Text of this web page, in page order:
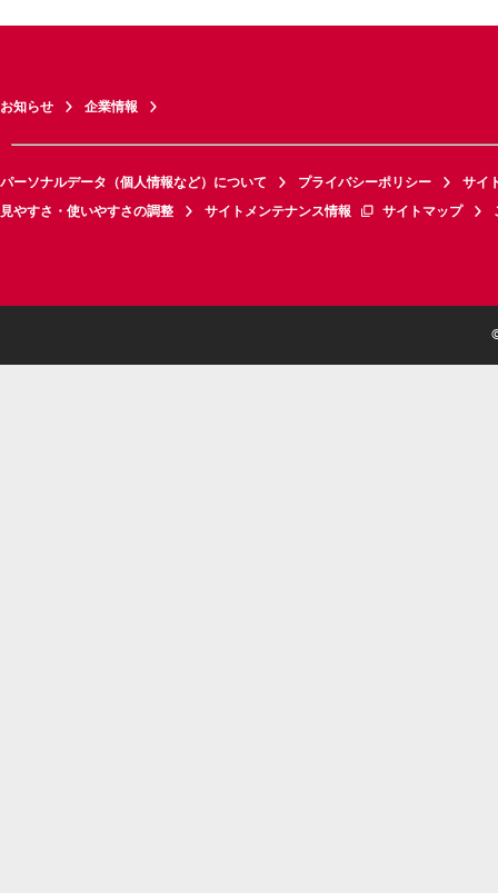
お知らせ 企業情報
パーソナルデータ（個人情報など）について プライバシーポリシー
サイ
見やすさ・使いやすさの調整
サイトメンテナンス情報 サイトマップ